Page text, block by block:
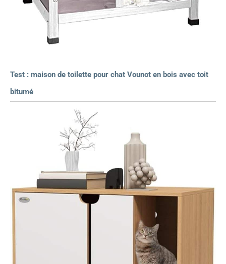
Test : maison de toilette pour chat Vounot en bois avec toit
bitumé